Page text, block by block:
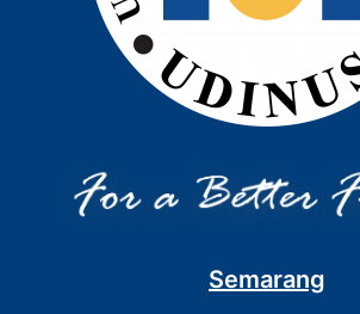
Semarang